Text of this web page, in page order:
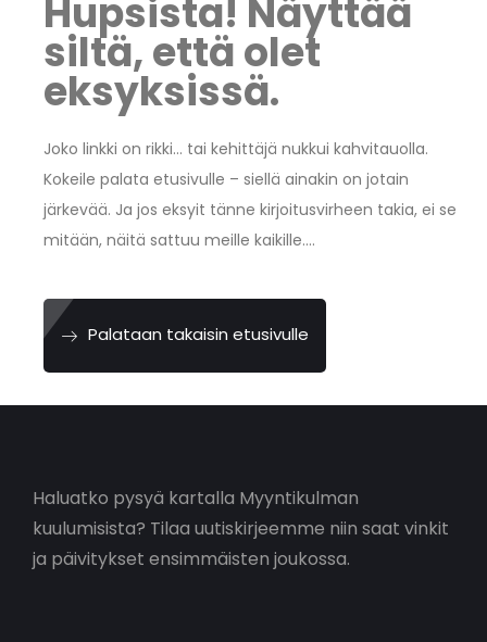
Hupsista! Näyttää
siltä, ​​että olet
eksyksissä.
Joko linkki on rikki… tai kehittäjä nukkui kahvitauolla.
Kokeile palata etusivulle – siellä ainakin on jotain
järkevää. Ja jos eksyit tänne kirjoitusvirheen takia, ei se
mitään, näitä sattuu meille kaikille….
Palataan takaisin etusivulle
Haluatko pysyä kartalla Myyntikulman
kuulumisista? Tilaa uutiskirjeemme niin saat vinkit
ja päivitykset ensimmäisten joukossa.